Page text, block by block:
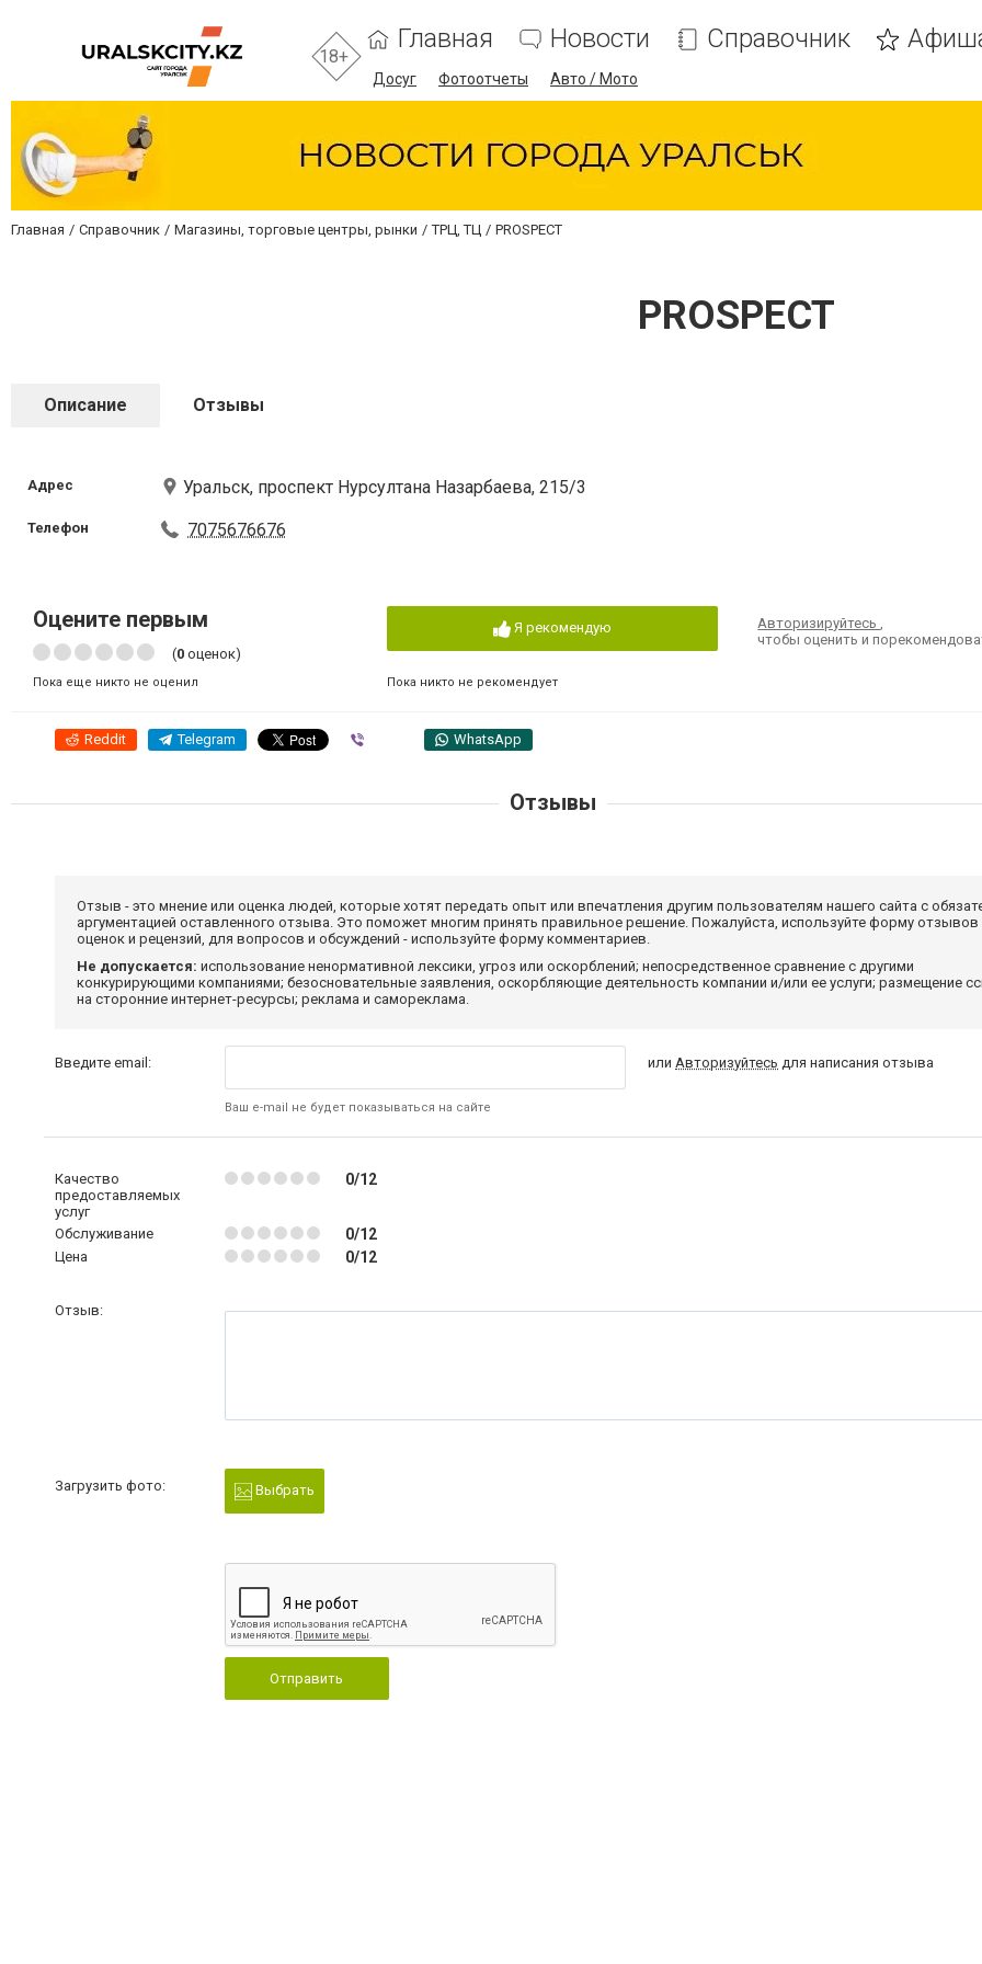
18+
Главная Новости Справочник
Досуг Фотоотчеты Авто / Мото
Главная Справочник Магазины, торговые центры, рынки ТРЦ, ТЦ PROSPECT
PROSPECT
Описание Отзывы
Адрес Уральск, проспект Нурсултана Назарбаева, 215/3
Телефон 7075676676
Оцените первым
(0 оценок)
Пока еще никто не оценил
Я рекомендую
Пока никто не рекомендует
Авторизируйтесь,
чтобы оценить и
Reddit Telegram WhatsApp
Отзывы
Отзыв - это мнение или оценка людей, которые хотят передать опыт или впечатления другим пользователям нашего сайта с
аргументацией оставленного отзыва. Это поможет многим принять правильное решение. Пожалуйста, используйте форму отзывов
оценок и рецензий, для вопросов и обсуждений - используйте форму комментариев.
Не допускается: использование ненормативной лексики, угроз или оскорблений; непосредственное сравнение с другими
конкурирующими компаниями; безосновательные заявления, оскорбляющие деятельность компании и/или ее услуги; размещение
на сторонние интернет-ресурсы; реклама и самореклама.
Введите email:
Ваш e-mail не будет показываться на сайте
илиАвторизуйтесь для написания отзыва
Качество
предоставляемых
услуг
0/12
Обслуживание 0/12
Цена 0/12
Отзыв:
Загрузить фото: Выбрать
Отправить